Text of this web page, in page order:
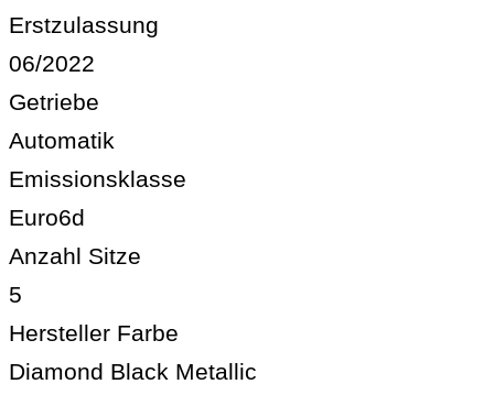
Erstzulassung
06/2022
Getriebe
Automatik
Emissionsklasse
Euro6d
Anzahl Sitze
5
Hersteller Farbe
Diamond Black Metallic